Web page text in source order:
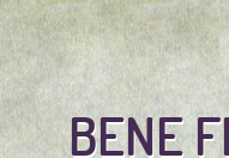
BENE